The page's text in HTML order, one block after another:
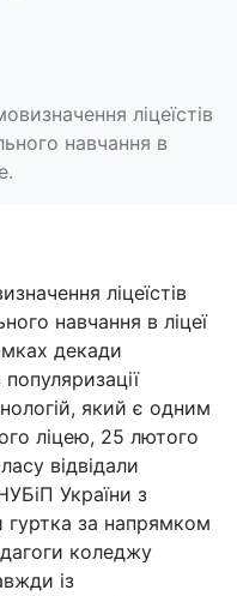
ліцеїстів
навчання в
ліцеїстів
навчання в ліцеї
декади
який є одним
ліцею, 25 лютого
відвідали
України з
за напрямком
коледжу
із